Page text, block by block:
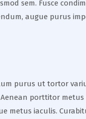
sem. Fusce
augue purus
purus ut tortor
porttitor metus
metus iaculis.